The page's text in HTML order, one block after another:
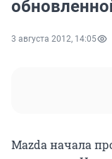
3 августа 2012, 14:05
Mazda начала